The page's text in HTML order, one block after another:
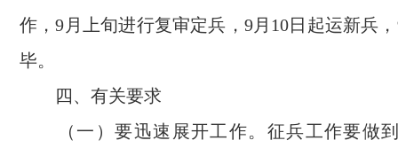
作，9月上旬进行复审定兵，9月10日起运新兵
毕。
四、有关要求
（一）要迅速展开工作。征兵工作要做